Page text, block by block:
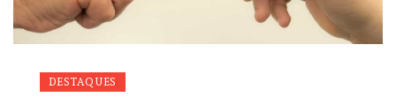
DESTAQUES